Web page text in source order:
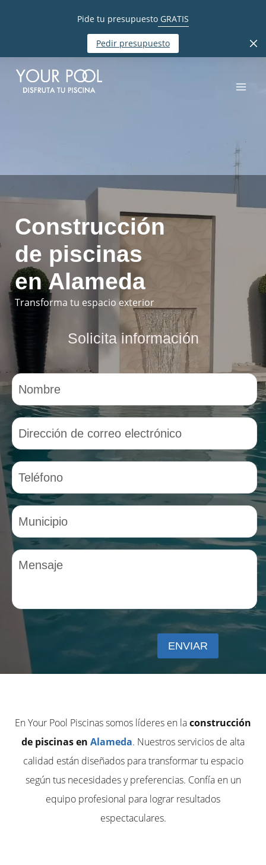
Pide tu presupuesto GRATIS
Pedir presupuesto
Construcción
de piscinas
en Alameda
Transforma tu espacio exterior
Solicita información
En Your Pool Piscinas somos líderes en laconstrucción
de piscinas en Alameda. Nuestros servicios de alta
calidad están diseñados para transformar tu espacio
según tus necesidades y preferencias. Confía en un
equipo profesional para lograr resultados
espectaculares.